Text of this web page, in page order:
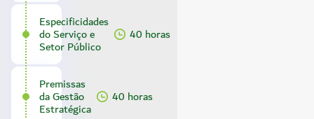
Especificidades
do Serviço e
Setor Público
40 horas
Premissas
da Gestão
Estratégica
40 horas